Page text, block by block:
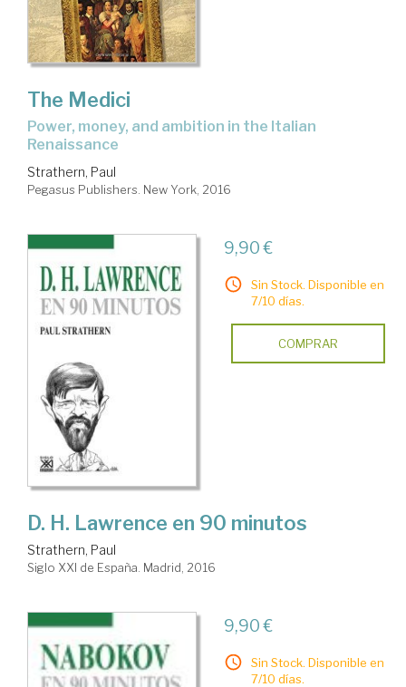
The Medici
power, money, and ambition in the Italian
Renaissance
Strathern, Paul
Pegasus Publishers. New York, 2016
9,90 €
Sin Stock. Disponible en
7/10 días.
COMPRAR
D. H. Lawrence en 90 minutos
Strathern, Paul
Siglo XXI de España. Madrid, 2016
9,90 €
Sin Stock. Disponible en
7/10 días.